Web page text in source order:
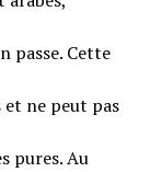
passe. Cette
et ne peut pas
pures. Au